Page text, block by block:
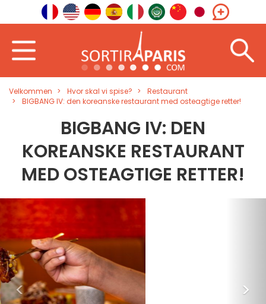
Velkommen Hvor skal vi spise?
Restaurant
BIGBANG IV: den koreanske restaurant med osteagtige retter!
BIGBANG IV: DEN
KOREANSKE RESTAURANT
MED OSTEAGTIGE RETTER!
< >